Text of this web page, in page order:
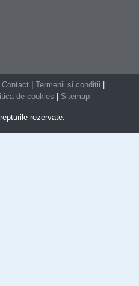
Contact Termenii si conditii
de cookies Sitemap
rezervate.